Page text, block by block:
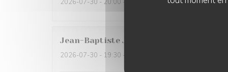
2026-07-30 - 20:00 - Couverts 2
Jean-Baptiste J
2026-07-30 - 19:30 - Couverts 2